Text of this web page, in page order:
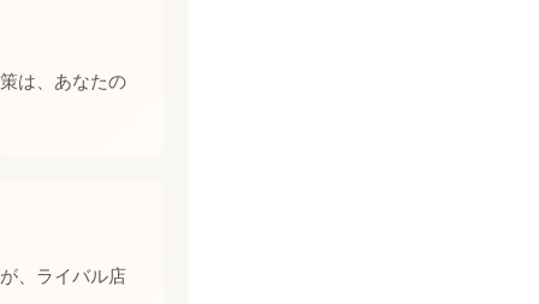
は、あなたの
、ライバル店